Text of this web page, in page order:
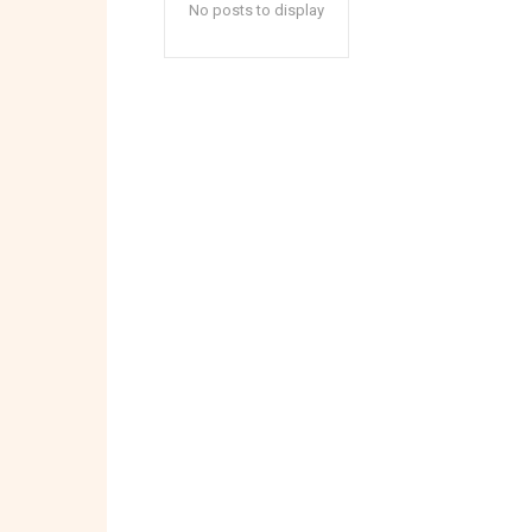
No posts to display